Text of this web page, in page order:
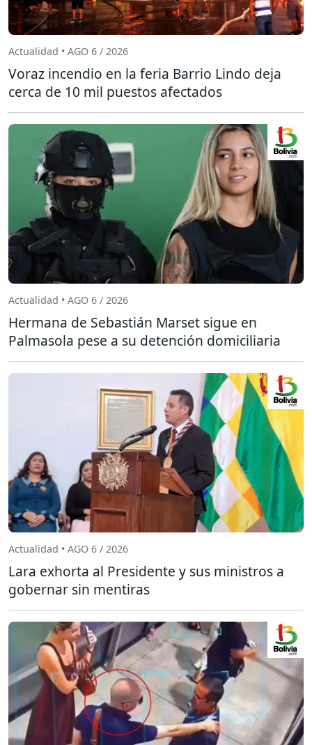
Actualidad • AGO 6 / 2026
Voraz incendio en la feria Barrio Lindo deja
cerca de 10 mil puestos afectados
Actualidad • AGO 6 / 2026
Hermana de Sebastián Marset sigue en
Palmasola pese a su detención domiciliaria
Actualidad • AGO 6 / 2026
Lara exhorta al Presidente y sus ministros a
gobernar sin mentiras